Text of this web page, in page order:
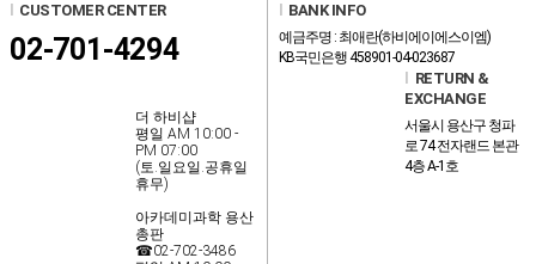
l CUSTOMER CENTER
02-701-4294
더 하비샵
평일 AM 10:00 -
PM 07:00
(토.일요일.공휴일
휴무)
아카데미과학 용산
총판
☎02-702-3486
l BANK INFO
예금주명 : 최애란(하비에이에스이엠)
KB국민은행 458901-04-023687
l RETURN &
EXCHANGE
서울시 용산구 청파
로 74 전자랜드 본관
4층 A-1호